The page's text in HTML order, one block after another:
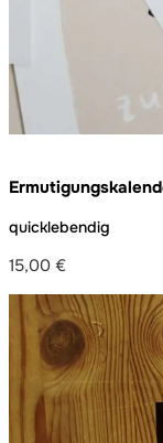
quicklebendig
15,00 €